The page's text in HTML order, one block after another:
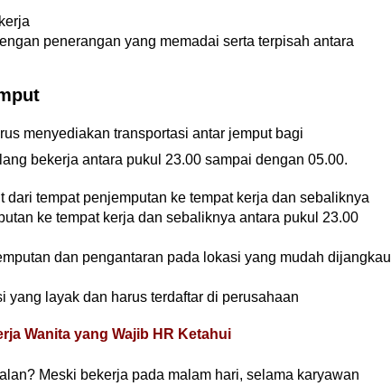
penerangan yang memadai serta terpisah antara
menyediakan transportasi antar jemput bagi
bekerja antara pukul 23.00 sampai dengan 05.00.
tempat penjemputan ke tempat kerja dan sebaliknya
ke tempat kerja dan sebaliknya antara pukul 23.00
dan pengantaran pada lokasi yang mudah dijangkau
yang layak dan harus terdaftar di perusahaan
Wanita yang Wajib HR Ketahui
Meski bekerja pada malam hari, selama karyawan